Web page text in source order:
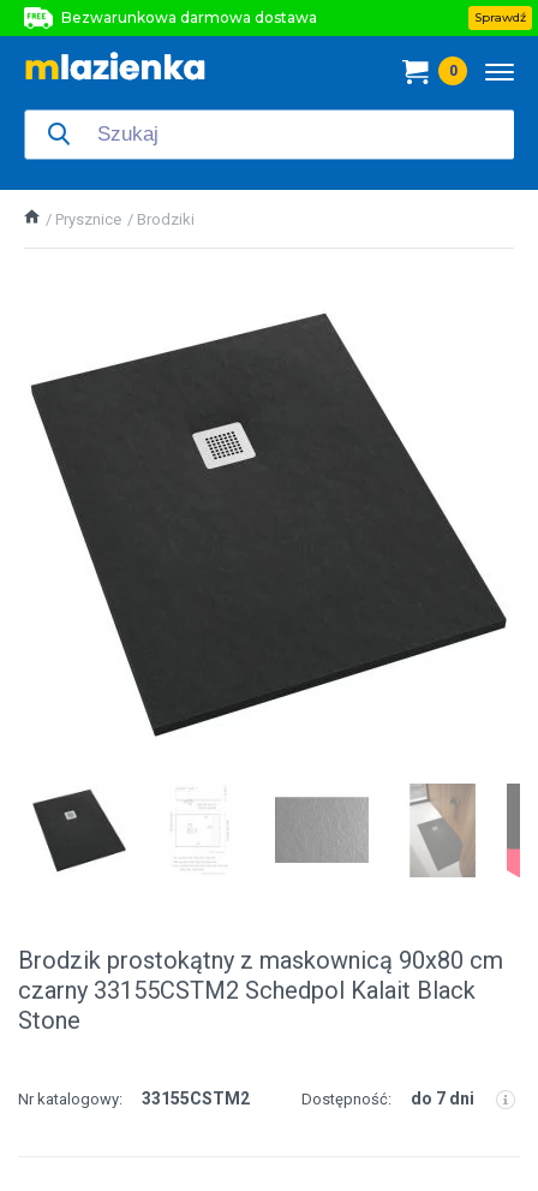
Bezwarunkowa darmowa dostawa
Bezwarunkowa darmowa dostawa
Sprawdź
0
Prysznice Brodziki
Brodzik prostokątny z maskownicą 90x80 cm
czarny 33155CSTM2 Schedpol Kalait Black
Stone
Nr katalogowy: 33155CSTM2 Dostępność: do 7 dni